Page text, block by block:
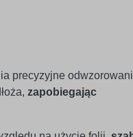
precyzyjne
zapobiegając